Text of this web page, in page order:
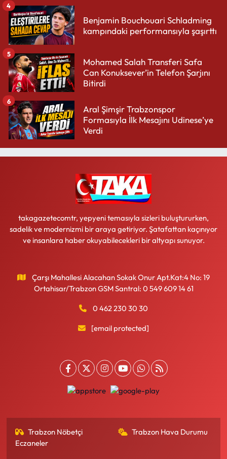
Benjamin Bouchouari Schladming
kampındaki performansıyla şaşırttı
4
Mohamed Salah Transferi Safa
Can Konuksever’in Telefon Şarjını
Bitirdi
5
Aral Şimşir Trabzonspor
Formasıyla İlk Mesajını Udinese’ye
Verdi
6
takagazetecomtr, yepyeni temasıyla sizleri buluştururken,
sadelik ve modernizmi bir araya getiriyor. Şatafattan kaçınıyor
ve insanlara haber okuyabilecekleri bir altyapı sunuyor.
Çarşı Mahallesi Alacahan Sokak Onur Apt.Kat:4 No: 19
Ortahisar/Trabzon GSM Santral: 0 549 609 14 61
0 462 230 30 30
[email protected]
Trabzon Nöbetçi
Eczaneler
Trabzon Hava Durumu